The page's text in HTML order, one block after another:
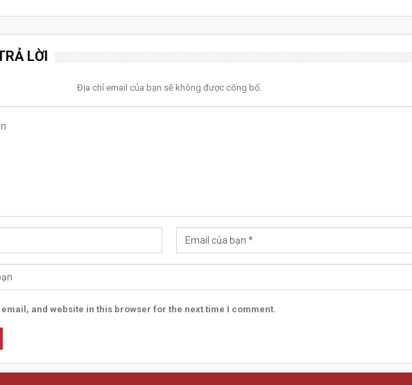
LỜI
Địa chỉ email của bạn sẽ không được công bố.
email, and website in this browser for the next time I comment.